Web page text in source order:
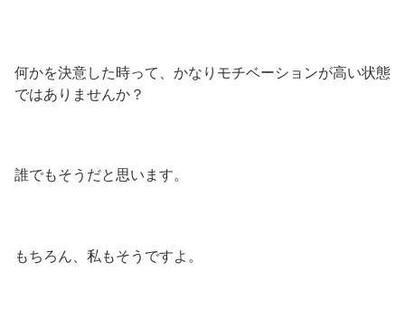
何かを決意した時って、かなりモチベーションが高い状態
ではありませんか？
誰でもそうだと思います。
もちろん、私もそうですよ。